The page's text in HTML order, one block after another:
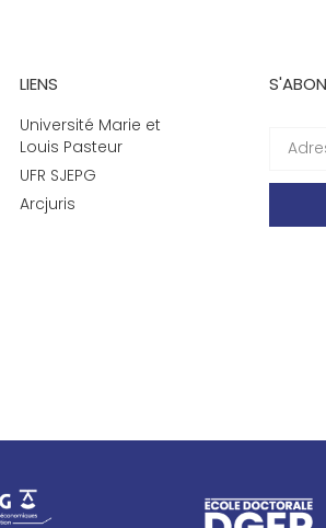
LIENS
Université Marie et
Louis Pasteur
UFR SJEPG
Arcjuris